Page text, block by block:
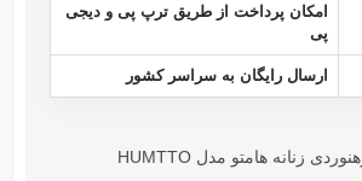
امکان پرداخت از طریق ترپ پی و دیجی
پی
ارسال رایگان به سراسر کشور
کفش کوهنوردی زنانه هامتو مدل HUMTTO